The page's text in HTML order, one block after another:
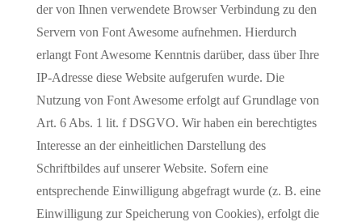
der von Ihnen verwendete Browser Verbindung zu den
Servern von Font Awesome aufnehmen. Hierdurch
erlangt Font Awesome Kenntnis darüber, dass über Ihre
IP-Adresse diese Website aufgerufen wurde. Die
Nutzung von Font Awesome erfolgt auf Grundlage von
Art. 6 Abs. 1 lit. f DSGVO. Wir haben ein berechtigtes
Interesse an der einheitlichen Darstellung des
Schriftbildes auf unserer Website. Sofern eine
entsprechende Einwilligung abgefragt wurde (z. B. eine
Einwilligung zur Speicherung von Cookies), erfolgt die